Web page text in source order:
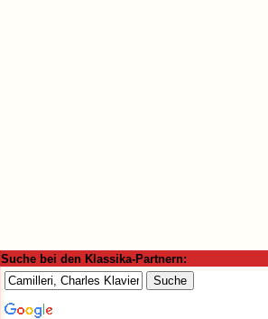
Suche bei den Klassika-Partnern: